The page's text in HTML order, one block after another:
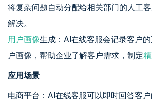
将复杂问题自动分配给相关部门的人工
解决。
用户画像生成：AI在线客服会记录客户
户画像，帮助企业了解客户需求，制定
应用场景
电商平台：AI在线客服可以即时回答客